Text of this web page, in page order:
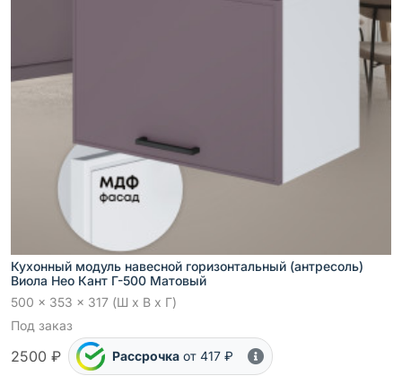
Кухонный модуль навесной горизонтальный (антресоль)
Виола Нео Кант Г-500 Матовый
500 x 353 x 317 (Ш x В x Г)
Под заказ
2500 ₽ Рассрочка от 417 ₽